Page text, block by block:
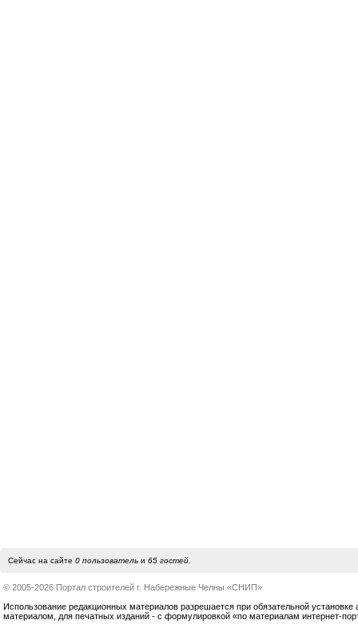
Сейчас на сайте 0 пользовательи 65 гостей.
© 2005-2026 Портал строителей г. Набережные Челны «СНИП»
Использование редакционных материалов разрешается при обязательной установке
материалом, для печатных изданий - с формулировкой «по материалам интернет-